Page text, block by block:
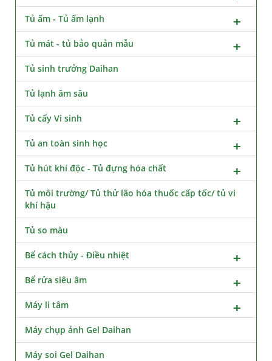
Tủ ấm - Tủ ấm lạnh
Tủ mát - tủ bảo quản mẫu
Tủ sinh trưởng Daihan
Tủ lạnh âm sâu
Tủ cấy Vi sinh
Tủ an toàn sinh học
Tủ hút khí độc - Tủ đựng hóa chất
Tủ môi trường/ Tủ thử lão hóa thuốc cấp tốc/ tủ vi
khí hậu
Tủ so màu
Bể cách thủy - Điều nhiệt
Bể rửa siêu âm
Máy li tâm
Máy chụp ảnh Gel Daihan
Máy soi Gel Daihan